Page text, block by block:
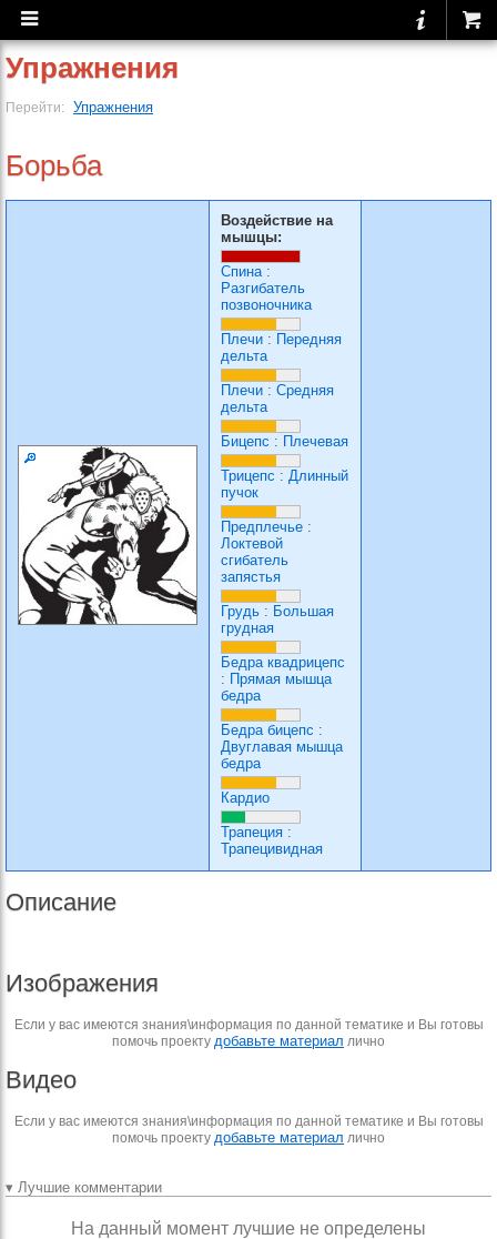
Упражнения
Перейти: Упражнения
Борьба
Воздействие на
мышцы:
Спина:
Разгибатель
позвоночника
Плечи : Передняя
дельта
Плечи : Средняя
дельта
Бицепс : Плечевая
Трицепс : Длинный
пучок
Предплечье :
Локтевой
сгибатель
запястья
Грудь : Большая
грудная
Бедра квадрицепс
: Прямая мышца
бедра
Бедра бицепс :
Двуглавая мышца
бедра
Кардио
Трапеция :
Трапецивидная
Описание
Изображения
Если у вас имеются знания\информация по данной тематике и Вы готовы
помочь проекту добавьте материал лично
Видео
Если у вас имеются знания\информация по данной тематике и Вы готовы
помочь проекту добавьте материал лично
▾ Лучшие комментарии
На данный момент лучшие не определены